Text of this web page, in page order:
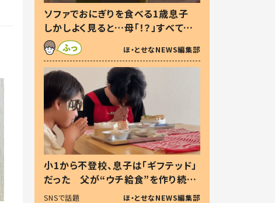
ソファでおにぎりを食べる1歳息子
しかしよく見ると…母「！？」すべてを
察した母の投稿に「可愛いから許
す！」「現行犯〜」
ほ・とせなNEWS編集部
小1から不登校、息子は「ギフテッド」
だった 父が“ウチ給食”を作り続け
る理由とは #令和の親 #令和の子
SNSで話題 ほ・とせなNEWS編集部